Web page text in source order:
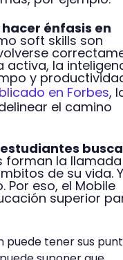
énfasis en
soft skills son
activa, la
y
en Forbes,
el camino
forman la llamada
de su vida.
eso, el Mobile
superior
puede tener sus